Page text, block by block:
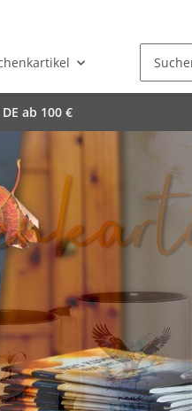
ab 100 €